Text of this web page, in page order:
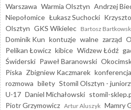
Warszawa Warmia Olsztyn Andrzej
Niepołomice Łukasz Suchocki
Olsztyn GKS Wikielec Bartosz
Dominik Kun kontuzje walne zarząd
Pelikan Łowicz kibice Widzew Łódź
Świderski Paweł Baranowski
Piska Zbigniew Kaczmarek
rozmowa bilety Stomil Olsztyn -
U-17 Daniel Michałowski stomil-
Piotr Grzymowicz Artur Aluszyk Mamry